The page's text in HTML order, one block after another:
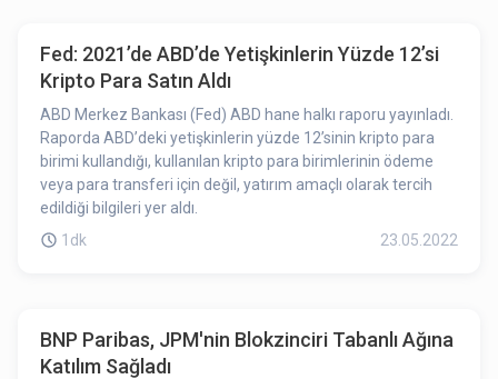
Fed: 2021’de ABD’de Yetişkinlerin Yüzde 12’si
Kripto Para Satın Aldı
ABD Merkez Bankası (Fed) ABD hane halkı raporu yayınladı.
Raporda ABD’deki yetişkinlerin yüzde 12’sinin kripto para
birimi kullandığı, kullanılan kripto para birimlerinin ödeme
veya para transferi için değil, yatırım amaçlı olarak tercih
edildiği bilgileri yer aldı.
1dk
23.05.2022
BNP Paribas, JPM'nin Blokzinciri Tabanlı Ağına
Katılım Sağladı